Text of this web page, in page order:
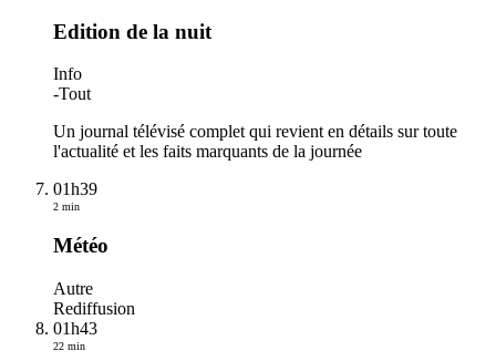
Edition de la nuit
Info
-Tout
Un journal télévisé complet qui revient en détails sur toute
l'actualité et les faits marquants de la journée
01h39
2 min
Météo
Autre
Rediffusion
01h43
22 min